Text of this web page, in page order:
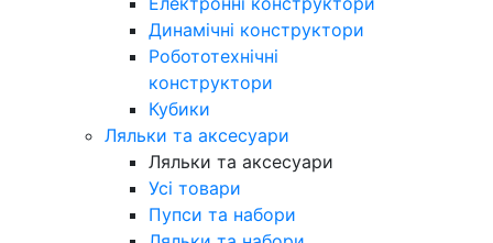
Динамічні конструктори
Робототехнічні
конструктори
Кубики
Ляльки та аксесуари
Ляльки та аксесуари
Усі товари
Пупси та набори